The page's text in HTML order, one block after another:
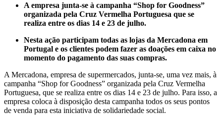
A empresa junta-se à campanha “Shop for Goodness”
organizada pela Cruz Vermelha Portuguesa que se
realiza entre os dias 14 e 23 de julho.
Nesta ação participam todas as lojas da Mercadona em
Portugal e os clientes podem fazer as doações em caixa no
momento do pagamento das suas compras.
A Mercadona, empresa de supermercados, junta-se, uma vez mais, à
campanha “Shop for Goodness” organizada pela Cruz Vermelha
Portuguesa, que se realiza entre os dias 14 e 23 de julho. Para isso, a
empresa coloca à disposição desta campanha todos os seus pontos
de venda para esta iniciativa de solidariedade social.